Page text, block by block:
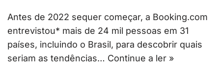
Antes de 2022 sequer começar, a Booking.com
entrevistou* mais de 24 mil pessoas em 31
países, incluindo o Brasil, para descobrir quais
seriam as tendências… Continue a ler »